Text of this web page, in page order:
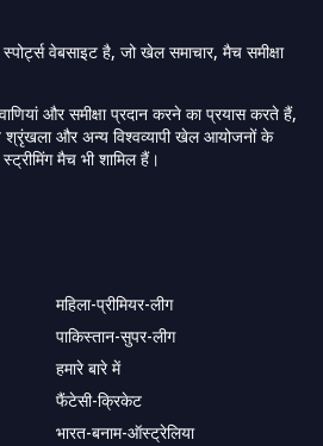
वेबसाइट है, जो खेल समाचार, मैच समीक्षा
और समीक्षा प्रदान करने का प्रयास करते हैं,
श्रृंखला और अन्य विश्वव्यापी खेल आयोजनों के
मैच भी शामिल हैं।
महिला-प्रीमियर-लीग
पाकिस्तान-सुपर-लीग
हमारे बारे में
फैंटेसी-क्रिकेट
भारत-बनाम-ऑस्ट्रेलिया